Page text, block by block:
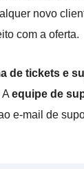
novo
com a oferta.
de tickets e
equipe de
e-mail de